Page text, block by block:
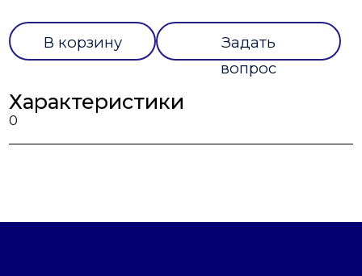
В корзину
Задать
вопрос
Характеристики
0